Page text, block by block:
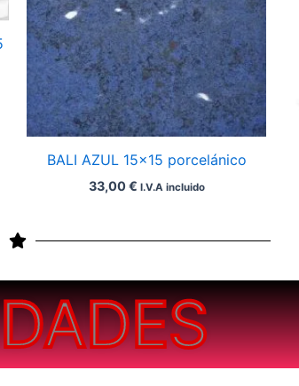
BALI AZUL 15×15 porcelánico
33,00€ I.V.A incluido